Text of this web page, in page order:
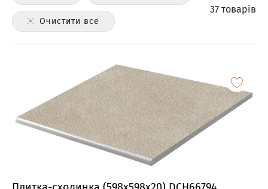
Очистити все
37 товарів